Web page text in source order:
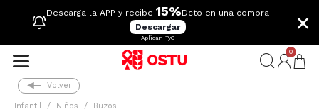
Descarga la APP y recibe 15%Dcto en una compra
Descargar
Aplican TyC
×
0
Volver
Infantil Niños Buzos